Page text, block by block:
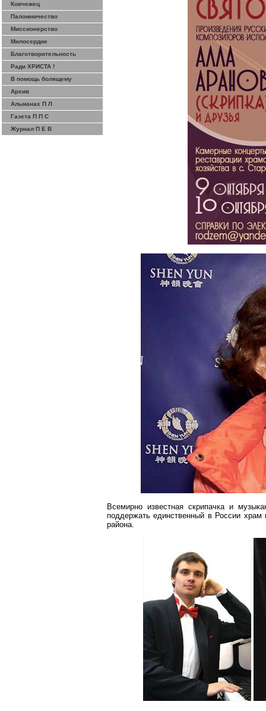
Ковчежец
Паломничество
Миссионерство
Милосердие
Благотворительность
Ради ХРИСТА !
В помощь болящему
Архив
Альманах П Л
Газета П П С
Журнал П Е В
Всемирно известная скрипачка и
поддержать единственный в России
района.